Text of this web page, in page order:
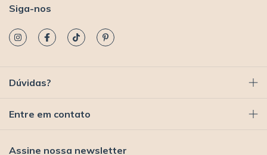
Siga-nos
Dúvidas?
Entre em contato
Assine nossa newsletter